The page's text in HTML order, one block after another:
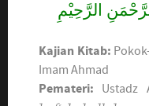
الرَّحْمَنِ الرَّحِيْمِ
Kajian Kitab:
Imam Ahmad
Pemateri: Ustadz